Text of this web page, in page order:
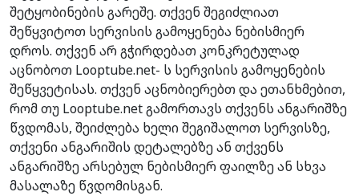
შეტყობინების გარეშე. თქვენ შეგიძლიათ
შეწყვიტოთ სერვისის გამოყენება ნებისმიერ
დროს. თქვენ არ გჭირდებათ კონკრეტულად
აცნობოთ Looptube.net- ს სერვისის გამოყენების
შეწყვეტისას. თქვენ აცნობიერებთ და ეთანხმებით,
რომ თუ Looptube.net გამორთავს თქვენს ანგარიშზე
წვდომას, შეიძლება ხელი შეგიშალოთ სერვისზე,
თქვენი ანგარიშის დეტალებზე ან თქვენს
ანგარიშზე არსებულ ნებისმიერ ფაილზე ან სხვა
მასალაზე წვდომისგან.